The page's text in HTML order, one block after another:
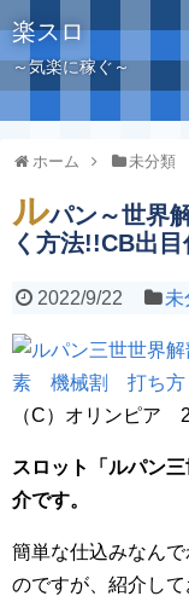
楽スロ
～気楽に稼ぐ～
ホーム 未分類
ルパン～世界
く方法!!CB出
2022/9/22 未
（C）オリンピア
スロット「ルパン
介です。
簡単な仕込みなん
のですが、紹介して